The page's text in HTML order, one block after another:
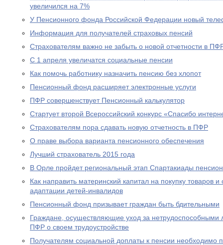
увеличился на 7%
У Пенсионного фонда Российской Федерации новый
Информация для получателей страховых пенсий
Страхователям важно не забыть о новой отчетности в
С 1 апреля увеличатся социальные пенсии
Как помочь работнику назначить пенсию без хлопот
Пенсионный фонд расширяет электронные услуги
ПФР совершенствует Пенсионный калькулятор
Стартует второй Всероссийский конкурс «Спасибо
Страхователям пора сдавать новую отчетность в ПФР
О праве выбора варианта пенсионного обеспечения
Лучший страхователь 2015 года
В Орле пройдет региональный этап Спартакиады
Как направить материнский капитал на покупку товаров
адаптации детей-инвалидов
Пенсионный фонд призывает граждан быть бдительными
Граждане, осуществляющие уход за
ПФР о своем трудоустройстве
Получателям социальной доплаты к пенсии необходимо